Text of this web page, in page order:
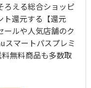
ろえる総合ショッピ
ト還元する【還元
ールや人気店舗のク
スマートパスプレミ
無料商品も多数取